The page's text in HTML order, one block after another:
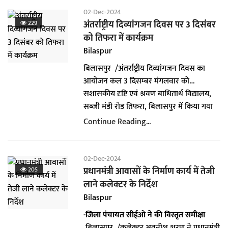
229
02-Dec-2024
अंतर्राष्ट्रीय दिव्यांगजन दिवस पर 3 दिसंबर
को तिफरा में कार्यक्रम
Bilaspur
बिलासपुर /अंतर्राष्ट्रीय दिव्यांगजन दिवस का
आयोजन कल 3 दिसम्बर मंगलवार को
सशासकीय दृष्टि एवं श्रवण बाधितार्थ विद्यालय,
सब्जी मंडी रोड तिफरा, बिलासपुर में किया गया
है। जिसमें प्रथम सत्र में अपरान्ह 12 बजे से
मुख्य अतिथि श्री धरमलाल कौशिक, बिल्हा
विधायक एवं पूर्व अध्यक्ष विधानसभा छ.ग. तथा
जिले के विधायकों तथा अन्य जनप्रतिनिधियों की
उपस्थिति में 133 दिव्यांग हितग्राहियों को मोट्राईज्ड
ट्रायसायकल एवं अन्य सहायक उपकरण का
वितरण जनरल इन्शुरेन्स कम्पनी के सीएसआर
Continue Reading...
205
02-Dec-2024
प्रधानमंत्री आवासों के निर्माण कार्य में तेजी
लाने कलेक्टर के निर्देश
Bilaspur
-जिला पंचायत सीईओ ने की विस्तृत समीक्षा